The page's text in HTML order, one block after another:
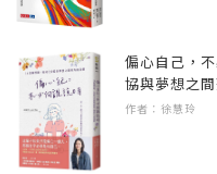
與孩子建立互信互
過這段正在轉大人
過這段青黃不接的
《做青少年願意傾
下）、《暫停情緒
曝世代》（親子天下
臉書粉專：陳品皓臨
（facebook.com/
解除外在分心刺激
當下
PART 3給青少年的
3-1避險預警課題一
偏心自己，
協與夢想之
作者：徐慧玲